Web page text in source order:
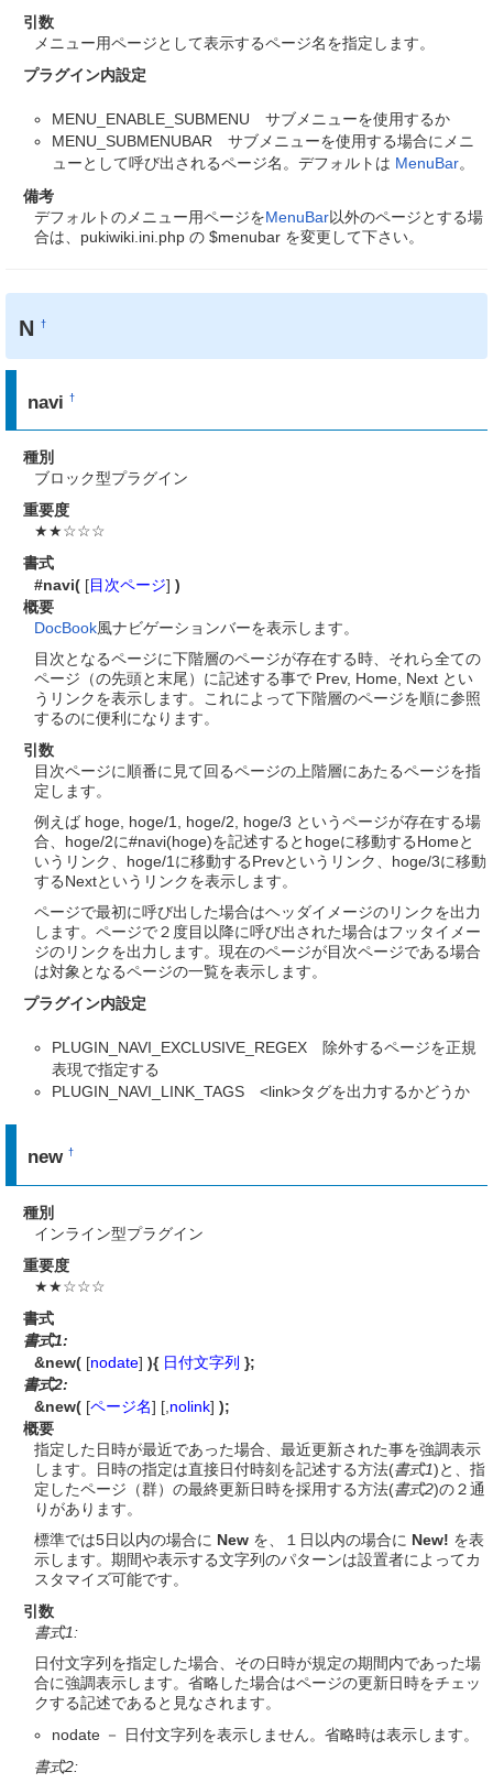
引数
メニュー用ページとして表示するページ名を指定します。
プラグイン内設定
MENU_ENABLE_SUBMENU サブメニューを使用するか
MENU_SUBMENUBAR サブメニューを使用する場合にメニ
ューとして呼び出されるページ名。デフォルトは MenuBar。
備考
デフォルトのメニュー用ページをMenuBar以外のページとする場
合は、pukiwiki.ini.php の $menubar を変更して下さい。
N†
navi†
種別
ブロック型プラグイン
重要度
★★☆☆☆
書式
#navi( [目次ページ] )
概要
DocBook風ナビゲーションバーを表示します。
目次となるページに下階層のページが存在する時、それら全ての
ページ（の先頭と末尾）に記述する事で Prev, Home, Next とい
うリンクを表示します。これによって下階層のページを順に参照
するのに便利になります。
引数
目次ページに順番に見て回るページの上階層にあたるページを指
定します。
例えば hoge, hoge/1, hoge/2, hoge/3 というページが存在する場
合、hoge/2に#navi(hoge)を記述するとhogeに移動するHomeと
いうリンク、hoge/1に移動するPrevというリンク、hoge/3に移動
するNextというリンクを表示します。
ページで最初に呼び出した場合はヘッダイメージのリンクを出力
します。ページで２度目以降に呼び出された場合はフッタイメー
ジのリンクを出力します。現在のページが目次ページである場合
は対象となるページの一覧を表示します。
プラグイン内設定
PLUGIN_NAVI_EXCLUSIVE_REGEX 除外するページを正規
表現で指定する
PLUGIN_NAVI_LINK_TAGS <link>タグを出力するかどうか
new†
種別
インライン型プラグイン
重要度
★★☆☆☆
書式
書式1:
&new( [nodate] ){ 日付文字列 };
書式2:
&new( [ページ名] [, nolink] );
概要
指定した日時が最近であった場合、最近更新された事を強調表示
します。日時の指定は直接日付時刻を記述する方法(書式1)と、指
定したページ（群）の最終更新日時を採用する方法(書式2)の２通
りがあります。
標準では5日以内の場合に New を、１日以内の場合に New! を表
示します。期間や表示する文字列のパターンは設置者によってカ
スタマイズ可能です。
引数
書式1:
日付文字列を指定した場合、その日時が規定の期間内であった場
合に強調表示します。省略した場合はページの更新日時をチェッ
クする記述であると見なされます。
nodate － 日付文字列を表示しません。省略時は表示します。
書式2: